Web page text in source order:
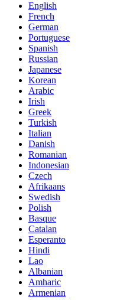
English
French
German
Portuguese
Spanish
Russian
Japanese
Korean
Arabic
Irish
Greek
Turkish
Italian
Danish
Romanian
Indonesian
Czech
Afrikaans
Swedish
Polish
Basque
Catalan
Esperanto
Hindi
Lao
Albanian
Amharic
Armenian